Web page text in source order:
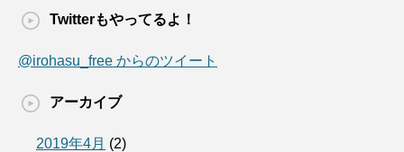
Twitterもやってるよ！
@irohasu_free からのツイート
アーカイブ
2019年4月 (2)